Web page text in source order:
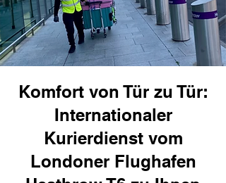
Komfort von Tür zu Tür:
Internationaler
Kurierdienst vom
Londoner Flughafen